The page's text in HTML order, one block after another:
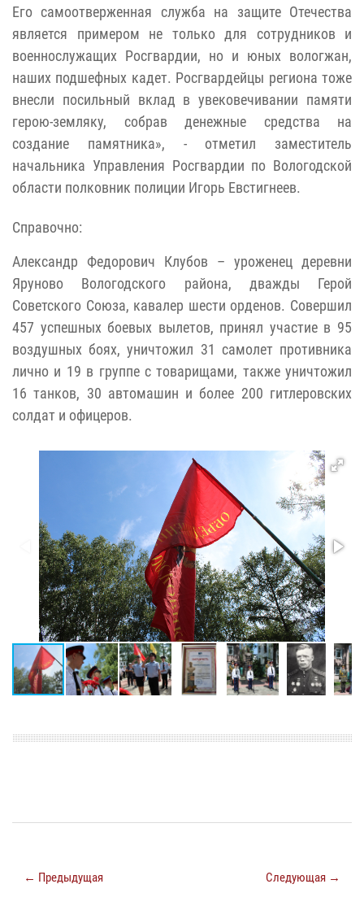
Его самоотверженная служба на защите Отечества
является примером не только для сотрудников и
военнослужащих Росгвардии, но и юных вологжан,
наших подшефных кадет. Росгвардейцы региона тоже
внесли посильный вклад в увековечивании памяти
герою-земляку, собрав денежные средства на
создание памятника», - отметил заместитель
начальника Управления Росгвардии по Вологодской
области полковник полиции Игорь Евстигнеев.
Справочно:
Александр Федорович Клубов – уроженец деревни
Яруново Вологодского района, дважды Герой
Советского Союза, кавалер шести орденов. Совершил
457 успешных боевых вылетов, принял участие в 95
воздушных боях, уничтожил 31 самолет противника
лично и 19 в группе с товарищами, также уничтожил
16 танков, 30 автомашин и более 200 гитлеровских
солдат и офицеров.
← Предыдущая Следующая →